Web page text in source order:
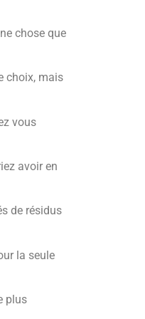
chose que
choix, mais
vous
avoir en
de résidus
la seule
plus